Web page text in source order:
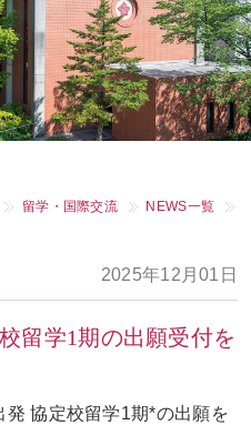
留学・国際交流 NEWS一覧
2025年12月01日
留学1期の出願受付を
発 協定校留学1期*の出願を